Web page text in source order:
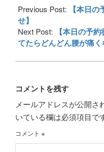
12-
05
Previous Post:
【本日
せ】
Next Post:
【本日の予
てたらどんどん腰が痛
コメントを残す
メールアドレスが公開さ
いている欄は必須項目で
コメント ※